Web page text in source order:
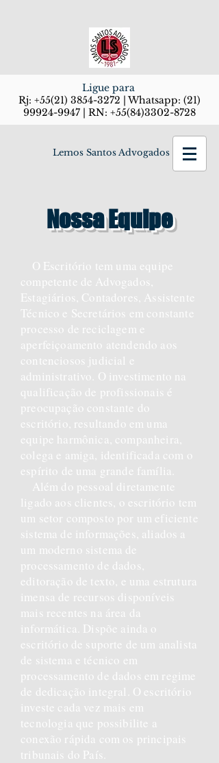
Ligue para
Rj: +55(21) 3854-3272 | Whatsapp: (21)
99924-9947 | RN: +55(84)3302-8728
Lemos Santos Advogados
Nossa Equipe
O Escritório tem uma equipe
competente de Advogados,
Estagiários, Contadores, Assistente
Técnico e Secretários em constante
processo de reciclagem e
aperfeiçoamento atendendo aos
contenciosos judicial e
administrativo. O investimento na
qualificação de profissionais é
preocupação constante do
escritório, resultando em uma
equipe harmônica, companheira,
colega e amiga, identificada com o
espírito de uma grande família.
Além do pessoal diretamente
ligado aos clientes, o escritório tem
um setor composto por um eficiente
sistema de informações, aliados a
um moderno sistema de
processamento de dados,
editoração de texto, e uma estrutura
imensa de recursos disponíveis
mais recentes na área da
informática. Dispõe ainda o
escritório de suporte de um analista
de sistema e técnico em
processamento de dados em regime
de dedicação integral. O escritório
investe cada vez mais em
tecnologia que possibilite a
conexão rápida com os principais
tribunais do País.